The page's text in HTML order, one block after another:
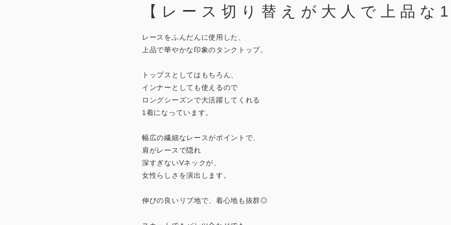
【レース切り替えが大人で上品な
レースをふんだんに使用した、
上品で華やかな印象のタンクトップ。
トップスとしてはもちろん、
インナーとしても使えるので
ロングシーズンで大活躍してくれる
1着になっています。
幅広の繊細なレースがポイントで、
肩がレースで隠れ
深すぎないVネックが、
女性らしさを演出します。
伸びの良いリブ地で、着心地も抜群◎